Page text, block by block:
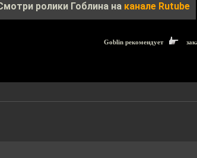
ролики Гоблина на канале Rutube
Goblin рекомендует